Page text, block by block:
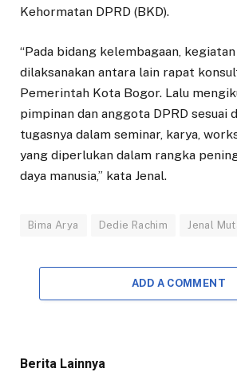
Kehormatan DPRD (BKD).
“Pada bidang kelembagaan,
dilaksanakan antara lain rapat
Pemerintah Kota Bogor. Lalu
pimpinan dan anggota DPRD sesuai
tugasnya dalam seminar, karya,
yang diperlukan dalam rangka
daya manusia,” kata Jenal.
Bima Arya Dedie Rachim Jenal
ADD A COMMENT
Berita Lainnya